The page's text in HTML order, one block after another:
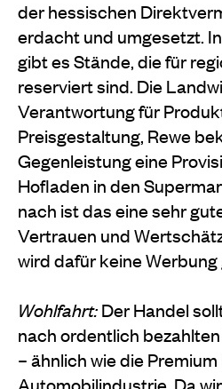
der hessischen
erdacht und umgesetzt.
gibt es Stände, die für
reserviert sind. Die
Verantwortung für
Preisgestaltung, Rewe
Gegenleis­tung eine
Hofladen in den
nach ist das eine sehr
Vertrauen und
wird dafür keine
Wohlfahrt:Der Handel
nach ordentlich
– ähnlich wie die
Automobilindustrie. Da